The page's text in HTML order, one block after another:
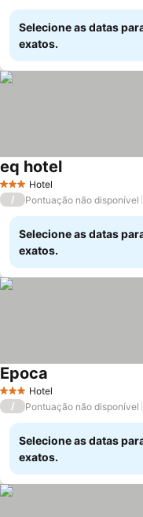
Selecione as datas
exatos.
3 EstrelasHotel
eq hotelVer preços
/ Pontuação não disponível
Selecione as datas
exatos.
3 EstrelasHotel
Epoca
/ Pontuação não disponível
Selecione as datas
exatos.